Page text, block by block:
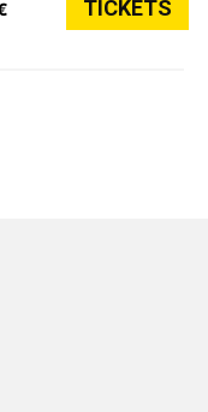
TICKETS